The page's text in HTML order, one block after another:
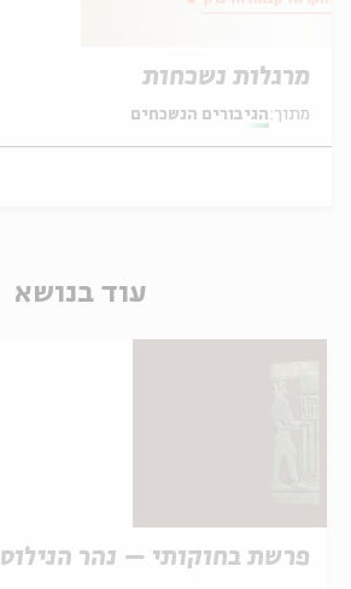
מרגלות נשכחות
מתוך: הגיבורים הנשכחים
עוד בנושא
פרשת בחוקותי – נהר הנילוס